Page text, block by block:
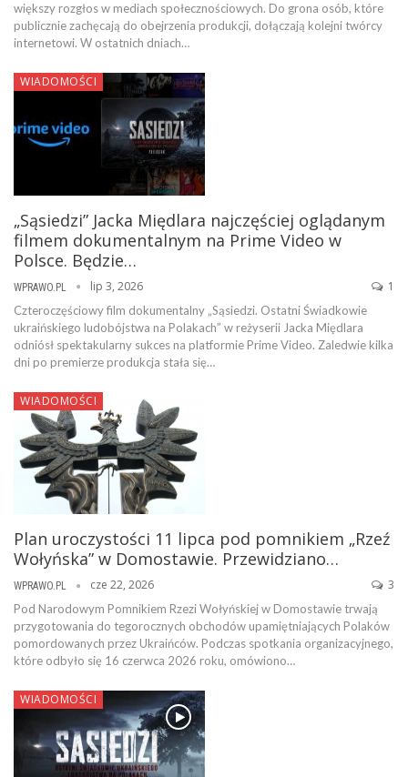
większy rozgłos w mediach społecznościowych. Do grona osób, które
publicznie zachęcają do obejrzenia produkcji, dołączają kolejni twórcy
internetowi. W ostatnich dniach…
WIADOMOŚCI
„Sąsiedzi” Jacka Międlara najczęściej oglądanym
filmem dokumentalnym na Prime Video w
Polsce. Będzie…
WPRAWO.PL lip 3, 2026 1
Czteroczęściowy film dokumentalny „Sąsiedzi. Ostatni Świadkowie
ukraińskiego ludobójstwa na Polakach” w reżyserii Jacka Międlara
odniósł spektakularny sukces na platformie Prime Video. Zaledwie kilka
dni po premierze produkcja stała się…
WIADOMOŚCI
Plan uroczystości 11 lipca pod pomnikiem „Rzeź
Wołyńska” w Domostawie. Przewidziano…
WPRAWO.PL cze 22, 2026 3
Pod Narodowym Pomnikiem Rzezi Wołyńskiej w Domostawie trwają
przygotowania do tegorocznych obchodów upamiętniających Polaków
pomordowanych przez Ukraińców. Podczas spotkania organizacyjnego,
które odbyło się 16 czerwca 2026 roku, omówiono…
WIADOMOŚCI